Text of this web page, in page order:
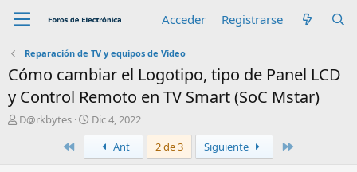
Acceder Registrarse
Reparación de TV y equipos de Video
Cómo cambiar el Logotipo, tipo de Panel LCD
y Control Remoto en TV Smart (SoC Mstar)
A
D@rkbytes
F
e
h
Dic 4, 2022
PrimeroAnt 2 de 3 Siguiente